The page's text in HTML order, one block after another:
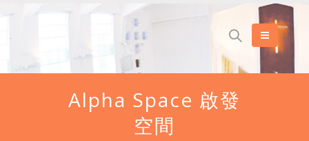
Alpha Space 啟發
空間